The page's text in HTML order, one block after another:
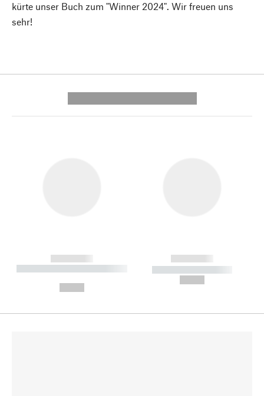
kürte unser Buch zum "Winner 2024". Wir freuen uns
sehr!
------------
----------- ----------- --------
------------
----------- -----------